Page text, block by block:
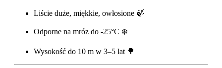
Liście duże, miękkie, owłosione 🍃
Odporne na mróz do -25°C ❄️
Wysokość do 10 m w 3–5 lat 🌳